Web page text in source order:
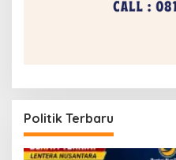
Politik Terbaru